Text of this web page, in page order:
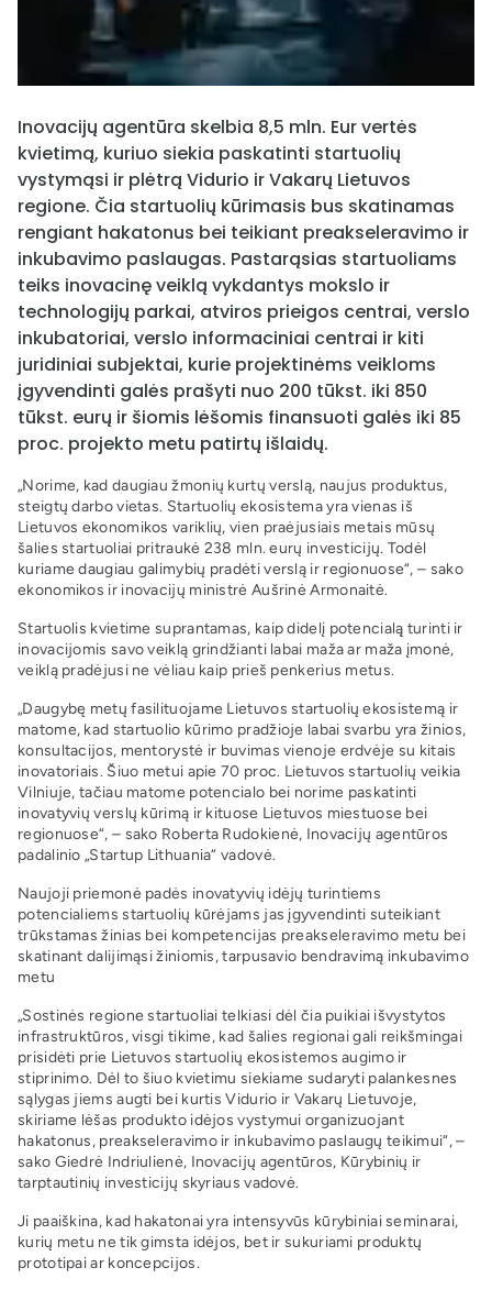
Inovacijų agentūra skelbia 8,5 mln. Eur vertės
kvietimą, kuriuo siekia paskatinti startuolių
vystymąsi ir plėtrą Vidurio ir Vakarų Lietuvos
regione. Čia startuolių kūrimasis bus skatinamas
rengiant hakatonus bei teikiant preakseleravimo ir
inkubavimo paslaugas. Pastarąsias startuoliams
teiks inovacinę veiklą vykdantys mokslo ir
technologijų parkai, atviros prieigos centrai, verslo
inkubatoriai, verslo informaciniai centrai ir kiti
juridiniai subjektai, kurie projektinėms veikloms
įgyvendinti galės prašyti nuo 200 tūkst. iki 850
tūkst. eurų ir šiomis lėšomis finansuoti galės iki 85
proc. projekto metu patirtų išlaidų.
„Norime, kad daugiau žmonių kurtų verslą, naujus produktus,
steigtų darbo vietas. Startuolių ekosistema yra vienas iš
Lietuvos ekonomikos variklių, vien praėjusiais metais mūsų
šalies startuoliai pritraukė 238 mln. eurų investicijų. Todėl
kuriame daugiau galimybių pradėti verslą ir regionuose“, – sako
ekonomikos ir inovacijų ministrė Aušrinė Armonaitė.
Startuolis kvietime suprantamas, kaip didelį potencialą̨ turinti ir
inovacijomis savo veiklą grindžianti labai maža ar maža įmonė,
veiklą pradėjusi ne vėliau kaip prieš penkerius metus.
„Daugybę metų fasilituojame Lietuvos startuolių ekosistemą ir
matome, kad startuolio kūrimo pradžioje labai svarbu yra žinios,
konsultacijos, mentorystė ir buvimas vienoje erdvėje su kitais
inovatoriais. Šiuo metui apie 70 proc. Lietuvos startuolių veikia
Vilniuje, tačiau matome potencialo bei norime paskatinti
inovatyvių verslų kūrimą ir kituose Lietuvos miestuose bei
regionuose“, – sako Roberta Rudokienė, Inovacijų agentūros
padalinio „Startup Lithuania“ vadovė.
Naujoji priemonė padės inovatyvių idėjų turintiems
potencialiems startuolių kūrėjams jas įgyvendinti suteikiant
trūkstamas žinias bei kompetencijas preakseleravimo metu bei
skatinant dalijimąsi žiniomis, tarpusavio bendravimą inkubavimo
metu
„Sostinės regione startuoliai telkiasi dėl čia puikiai išvystytos
infrastruktūros, visgi tikime, kad šalies regionai gali reikšmingai
prisidėti prie Lietuvos startuolių ekosistemos augimo ir
stiprinimo. Dėl to šiuo kvietimu siekiame sudaryti palankesnes
sąlygas jiems augti bei kurtis Vidurio ir Vakarų Lietuvoje,
skiriame lėšas produkto idėjos vystymui organizuojant
hakatonus, preakseleravimo ir inkubavimo paslaugų teikimui“, –
sako Giedrė Indriulienė, Inovacijų agentūros, Kūrybinių ir
tarptautinių investicijų skyriaus vadovė.
Ji paaiškina, kad hakatonai yra intensyvūs kūrybiniai seminarai,
kurių metu ne tik gimsta idėjos, bet ir sukuriami produktų
prototipai ar koncepcijos.